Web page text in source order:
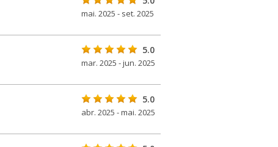
mai. 2025 - set. 2025
5.0
mar. 2025 - jun. 2025
5.0
abr. 2025 - mai. 2025